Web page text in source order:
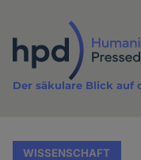
Inhalt
Der säkulare Blick auf
WISSENSCHAFT